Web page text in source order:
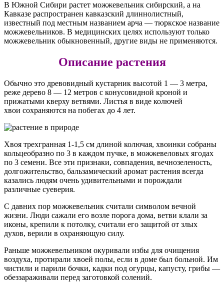
В Южной Сибири растет можжевельник сибирский, а на
Кавказе распространен кавказский длиннолистный,
известный под местным названием арча — тюркское название
можжевельников. В медицинских целях используют только
можжевельник обыкновенный, другие виды не применяются.
Описание растения
Обычно это древовидный кустарник высотой 1 — 3 метра,
реже дерево 8 — 12 метров с конусовидной кроной и
прижатыми кверху ветвями. Листья в виде колючей
хвои сохраняются на побегах до 4 лет.
Хвоя трехгранная 1-1,5 см длиной колючая, хвоинки собраны
кольцеобразно по 3 в каждом пучке, в можжевеловых ягодах
по 3 семени. Все эти признаки, совпадения, вечнозеленость,
долгожительство, бальзамический аромат растения всегда
казались людям очень удивительными и порождали
различные суеверия.
С давних пор можжевельник считали символом вечной
жизни. Люди сажали его возле порога дома, ветви клали за
иконы, крепили к потолку, считали его защитой от злых
духов, верили в охраняющую силу.
Раньше можжевельником окуривали избы для очищения
воздуха, протирали хвоей полы, если в доме был больной. Им
чистили и парили бочки, кадки под огурцы, капусту, грибы —
обеззараживали перед заготовкой солений.